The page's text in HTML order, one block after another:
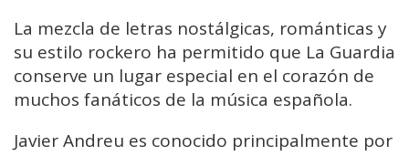
La mezcla de letras nostálgicas, románticas y
su estilo rockero ha permitido que La Guardia
conserve un lugar especial en el corazón de
muchos fanáticos de la música española.
Javier Andreu es conocido principalmente por